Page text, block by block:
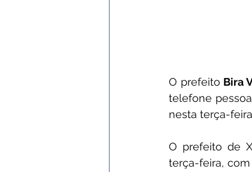
O prefeito Bira
telefone
nesta terça-
O prefeito de
terça-feira,